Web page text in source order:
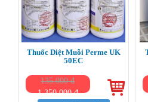
Thuốc Diệt Muỗi Perme UK
50EC
135.000 đ
1.350.000 đ